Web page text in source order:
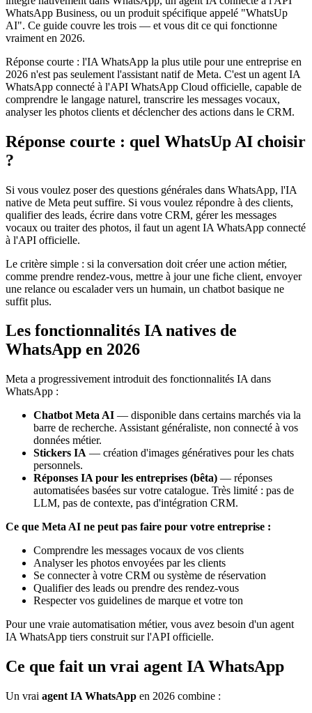
WhatsApp Business, ou un produit spécifique appelé "WhatsUp
AI". Ce guide couvre les trois — et vous dit ce qui fonctionne
vraiment en 2026.
Réponse courte : l'IA WhatsApp la plus utile pour une entreprise en
2026 n'est pas seulement l'assistant natif de Meta. C'est un agent IA
WhatsApp connecté à l'API WhatsApp Cloud officielle, capable de
comprendre le langage naturel, transcrire les messages vocaux,
analyser les photos clients et déclencher des actions dans le CRM.
Réponse courte : quel WhatsUp AI choisir
?
Si vous voulez poser des questions générales dans WhatsApp, l'IA
native de Meta peut suffire. Si vous voulez répondre à des clients,
qualifier des leads, écrire dans votre CRM, gérer les messages
vocaux ou traiter des photos, il faut un agent IA WhatsApp connecté
à l'API officielle.
Le critère simple : si la conversation doit créer une action métier,
comme prendre rendez-vous, mettre à jour une fiche client, envoyer
une relance ou escalader vers un humain, un chatbot basique ne
suffit plus.
Les fonctionnalités IA natives de
WhatsApp en 2026
Meta a progressivement introduit des fonctionnalités IA dans
WhatsApp :
Chatbot Meta AI — disponible dans certains marchés via la
barre de recherche. Assistant généraliste, non connecté à vos
données métier.
Stickers IA — création d'images génératives pour les chats
personnels.
Réponses IA pour les entreprises (bêta) — réponses
automatisées basées sur votre catalogue. Très limité : pas de
LLM, pas de contexte, pas d'intégration CRM.
Ce que Meta AI ne peut pas faire pour votre entreprise :
Comprendre les messages vocaux de vos clients
Analyser les photos envoyées par les clients
Se connecter à votre CRM ou système de réservation
Qualifier des leads ou prendre des rendez-vous
Respecter vos guidelines de marque et votre ton
Pour une vraie automatisation métier, vous avez besoin d'un agent
IA WhatsApp tiers construit sur l'API officielle.
Ce que fait un vrai agent IA WhatsApp
Un vrai agent IA WhatsApp en 2026 combine :